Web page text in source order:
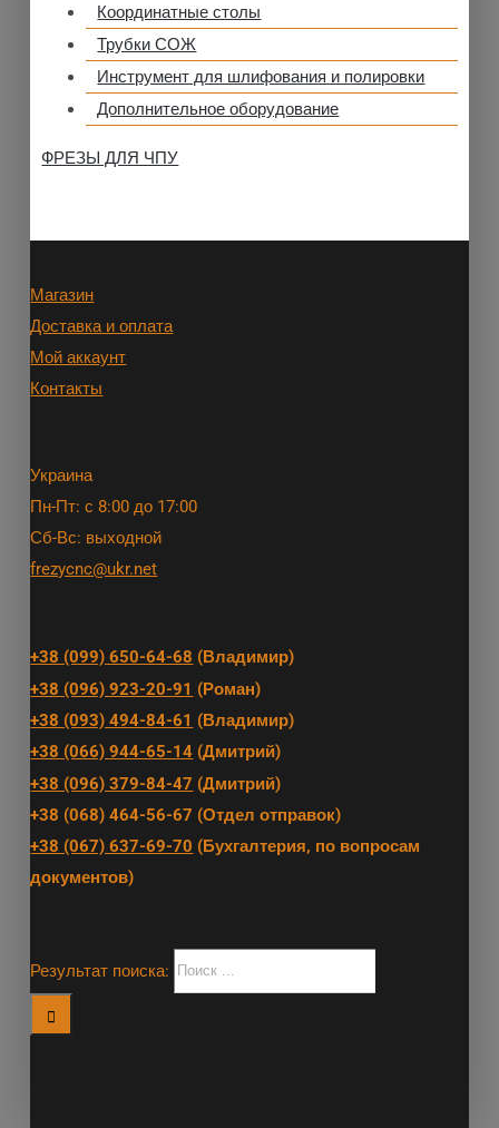
Координатные столы
Трубки СОЖ
Инструмент для шлифования и полировки
Дополнительное оборудование
ФРЕЗЫ ДЛЯ ЧПУ
Магазин
Доставка и оплата
Мой аккаунт
Контакты
Украина
Пн-Пт: с 8:00 до 17:00
Сб-Вс: выходной
frezycnc@ukr.net
+38 (099) 650-64-68 (Владимир)
+38 (096) 923-20-91 (Роман)
+38 (093) 494-84-61 (Владимир)
+38 (066) 944-65-14 (Дмитрий)
+38 (096) 379-84-47 (Дмитрий)
+38 (068) 464-56-67 (Отдел отправок)
+38 (067) 637-69-70 (Бухгалтерия, по вопросам
документов)
Результат поиска: